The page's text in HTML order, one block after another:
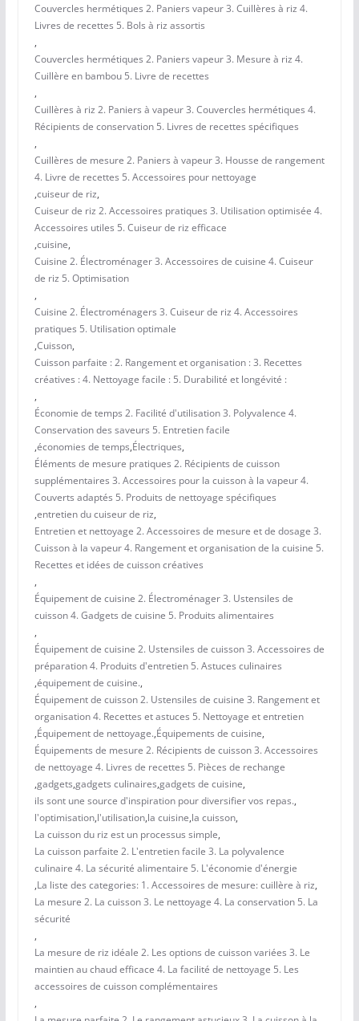
Couvercles hermétiques 2. Paniers vapeur 3. Cuillères à riz 4.
Livres de recettes 5. Bols à riz assortis
,
Couvercles hermétiques 2. Paniers vapeur 3. Mesure à riz 4.
Cuillère en bambou 5. Livre de recettes
,
Cuillères à riz 2. Paniers à vapeur 3. Couvercles hermétiques 4.
Récipients de conservation 5. Livres de recettes spécifiques
,
Cuillères de mesure 2. Paniers à vapeur 3. Housse de rangement
4. Livre de recettes 5. Accessoires pour nettoyage
,cuiseur de riz,
Cuiseur de riz 2. Accessoires pratiques 3. Utilisation optimisée 4.
Accessoires utiles 5. Cuiseur de riz efficace
,cuisine,
Cuisine 2. Électroménager 3. Accessoires de cuisine 4. Cuiseur
de riz 5. Optimisation
,
Cuisine 2. Électroménagers 3. Cuiseur de riz 4. Accessoires
pratiques 5. Utilisation optimale
,Cuisson,
Cuisson parfaite : 2. Rangement et organisation : 3. Recettes
créatives : 4. Nettoyage facile : 5. Durabilité et longévité :
,
Économie de temps 2. Facilité d'utilisation 3. Polyvalence 4.
Conservation des saveurs 5. Entretien facile
,économies de temps,Électriques,
Éléments de mesure pratiques 2. Récipients de cuisson
supplémentaires 3. Accessoires pour la cuisson à la vapeur 4.
Couverts adaptés 5. Produits de nettoyage spécifiques
,entretien du cuiseur de riz,
Entretien et nettoyage 2. Accessoires de mesure et de dosage 3.
Cuisson à la vapeur 4. Rangement et organisation de la cuisine 5.
Recettes et idées de cuisson créatives
,
Équipement de cuisine 2. Électroménager 3. Ustensiles de
cuisson 4. Gadgets de cuisine 5. Produits alimentaires
,
Équipement de cuisine 2. Ustensiles de cuisson 3. Accessoires de
préparation 4. Produits d'entretien 5. Astuces culinaires
,équipement de cuisine.,
Équipement de cuisson 2. Ustensiles de cuisine 3. Rangement et
organisation 4. Recettes et astuces 5. Nettoyage et entretien
,Équipement de nettoyage.,Équipements de cuisine,
Équipements de mesure 2. Récipients de cuisson 3. Accessoires
de nettoyage 4. Livres de recettes 5. Pièces de rechange
,gadgets,gadgets culinaires,gadgets de cuisine,
ils sont une source d'inspiration pour diversifier vos repas.,
l'optimisation,l'utilisation,la cuisine,la cuisson,
La cuisson du riz est un processus simple,
La cuisson parfaite 2. L'entretien facile 3. La polyvalence
culinaire 4. La sécurité alimentaire 5. L'économie d'énergie
,La liste des categories: 1. Accessoires de mesure: cuillère à riz,
La mesure 2. La cuisson 3. Le nettoyage 4. La conservation 5. La
sécurité
,
La mesure de riz idéale 2. Les options de cuisson variées 3. Le
maintien au chaud efficace 4. La facilité de nettoyage 5. Les
accessoires de cuisson complémentaires
,